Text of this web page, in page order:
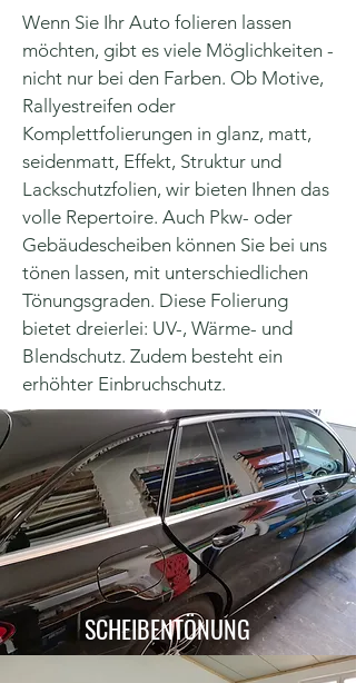
Wenn Sie Ihr Auto folieren lassen
möchten, gibt es viele Möglichkeiten -
nicht nur bei den Farben. Ob Motive,
Rallyestreifen oder
Komplettfolierungen in glanz, matt,
seidenmatt, Effekt, Struktur und
Lackschutzfolien, wir bieten Ihnen das
volle Repertoire. Auch Pkw- oder
Gebäudescheiben können Sie bei uns
tönen lassen, mit unterschiedlichen
Tönungsgraden. Diese Folierung
bietet dreierlei: UV-, Wärme- und
Blendschutz. Zudem besteht ein
erhöhter Einbruchschutz.
SCHEIBENTÖNUNG